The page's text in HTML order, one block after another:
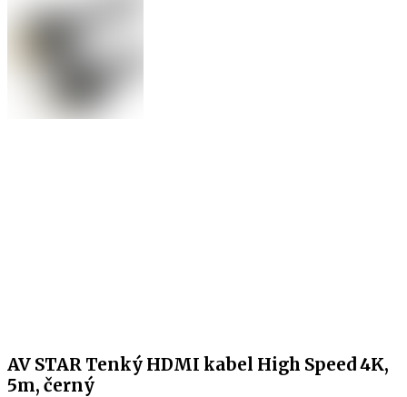
AV STAR Tenký HDMI kabel High Speed 4K,
5m, černý